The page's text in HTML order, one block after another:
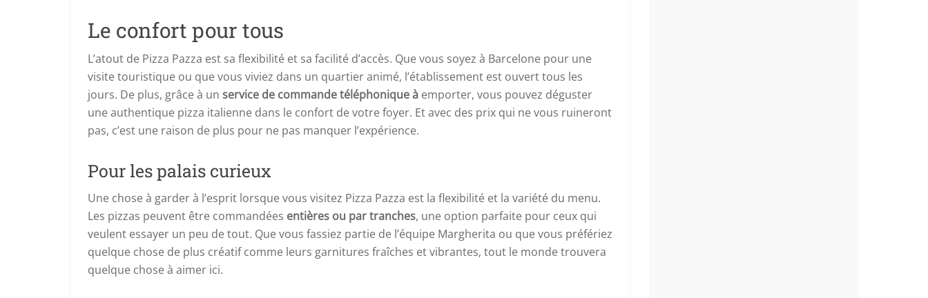
Le confort pour tous
L’atout de Pizza Pazza est sa flexibilité et sa facilité d’accès. Que vous soyez à Barcelone pour une
visite touristique ou que vous viviez dans un quartier animé, l’établissement est ouvert tous les
jours. De plus, grâce à un service de commande téléphonique à emporter, vous pouvez déguster
une authentique pizza italienne dans le confort de votre foyer. Et avec des prix qui ne vous ruineront
pas, c’est une raison de plus pour ne pas manquer l’expérience.
Pour les palais curieux
Une chose à garder à l’esprit lorsque vous visitez Pizza Pazza est la flexibilité et la variété du menu.
Les pizzas peuvent être commandées entières ou par tranches, une option parfaite pour ceux qui
veulent essayer un peu de tout. Que vous fassiez partie de l’équipe Margherita ou que vous préfériez
quelque chose de plus créatif comme leurs garnitures fraîches et vibrantes, tout le monde trouvera
quelque chose à aimer ici.